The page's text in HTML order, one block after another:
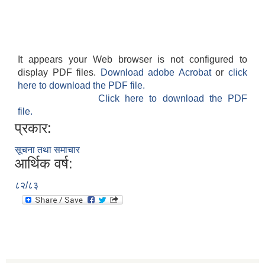
It appears your Web browser is not configured to
display PDF files.
Download adobe Acrobatorclick
here to download the PDF file.
Click here to download the PDF
file.
प्रकार:
सूचना तथा समाचार
आर्थिक वर्ष:
८२/८३